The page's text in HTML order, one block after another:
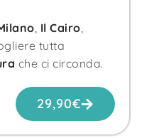
Il Cairo
tutta
che ci circonda.
29,90€